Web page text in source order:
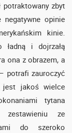
potraktowany zbyt
opinie
kinie.
ładną i dojrzałą
ona z obrazem, a
potrafi zauroczyć
jest jakoś wielce
tytana
ze
do szeroko